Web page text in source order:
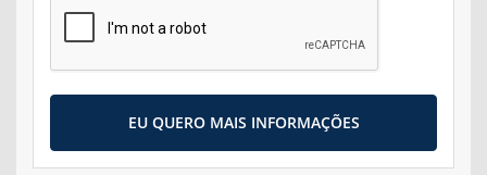
EU QUERO MAIS INFORMAÇÕES